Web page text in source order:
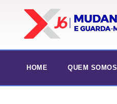
HOME QUEM SOMOS